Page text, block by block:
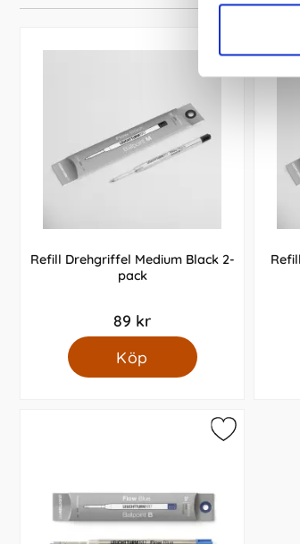
Refill Drehgriffel Medium Black 2-
pack
89 kr
Köp